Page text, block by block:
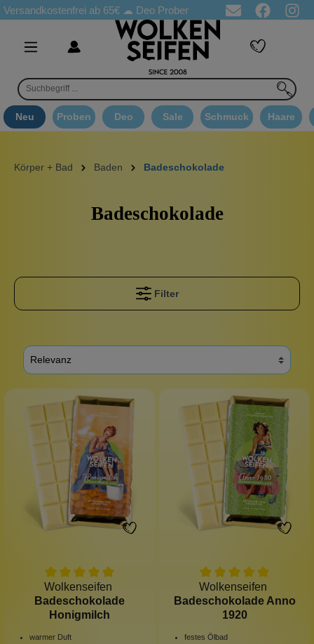
ab 65€☁ Deo Proben in jeder Bestellung ☁
Neu Proben Deo Sale Schmuck Haare
Körper + Bad Baden Badeschokolade
Badeschokolade
Filter
Wolkenseifen
Badeschokolade
Honigmilch
warmer Duft
Wolkenseifen
Badeschokolade Anno
1920
festes Ölbad